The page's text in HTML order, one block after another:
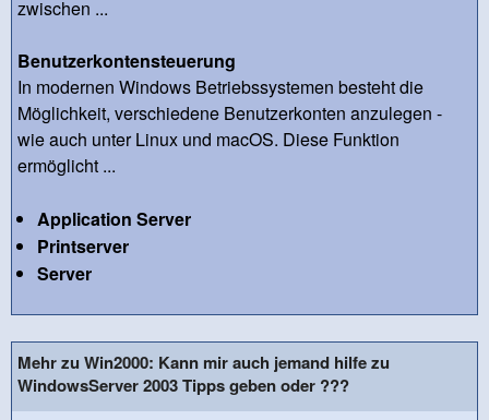
zwischen ...
Benutzerkontensteuerung
In modernen Windows Betriebssystemen besteht die
Möglichkeit, verschiedene Benutzerkonten anzulegen -
wie auch unter Linux und macOS. Diese Funktion
ermöglicht ...
Application Server
Printserver
Server
Mehr zu Win2000: Kann mir auch jemand hilfe zu
WindowsServer 2003 Tipps geben oder ???